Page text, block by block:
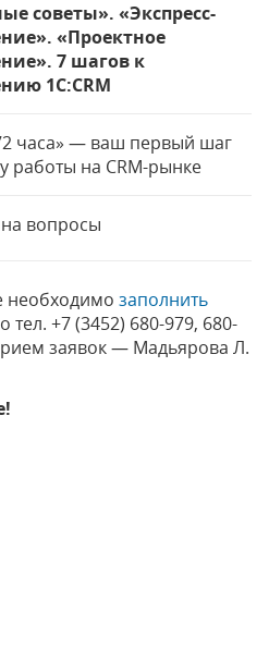
советы». «Экспресс-
«Проектное
7 шагов к
1С:CRM
часа» — ваш первый шаг
работы на CRM-рынке
вопросы
необходимо заполнить
тел. +7 (3452) 680-979, 680-
заявок — Мадьярова Л.